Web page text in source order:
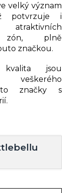
velký význam
potvrzuje i
zón, plně
značkou.
jsou
veškerého
značky s